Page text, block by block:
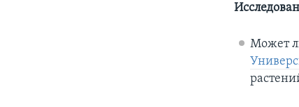
Может